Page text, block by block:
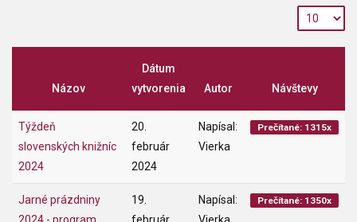
Názov
Dátum
vytvorenia
Autor Návštevy
Týždeň
slovenských knižníc
2024
20.
február
2024
Napísal:
Vierka
Prečítané: 1315x
Jarné prázdniny
19.
Napísal:
Prečítané: 1350x